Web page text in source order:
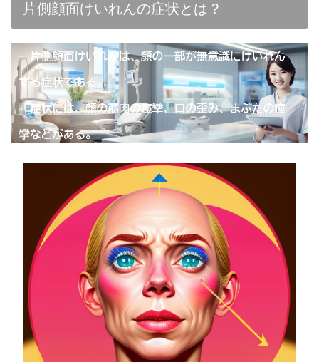
片側顔面けいれんの症状とは？